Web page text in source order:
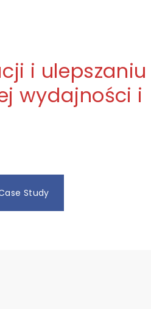
i ulepszaniu
wydajności i
Study